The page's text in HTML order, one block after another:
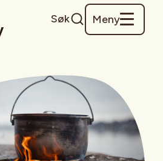
Søk Meny